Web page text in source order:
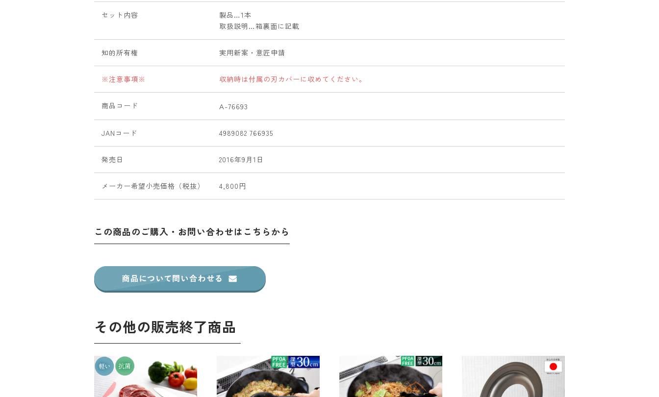
セット内容
製品…1本
取扱説明…箱裏面に記載
知的所有権 実用新案・意匠申請
※注意事項※ 収納時は付属の刃カバーに収めてください。
商品コード A-76693
JANコード 4989082 766935
発売日 2016年9月1日
メーカー希望小売価格（税抜） 4,800円
この商品のご購入・お問い合わせはこちらから
その他の販売終了商品